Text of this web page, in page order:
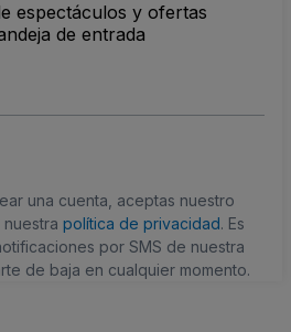
espectáculos y ofertas
de entrada
una cuenta, aceptas nuestro
nuestra política de privacidad. Es
por SMS de nuestra
de baja en cualquier momento.